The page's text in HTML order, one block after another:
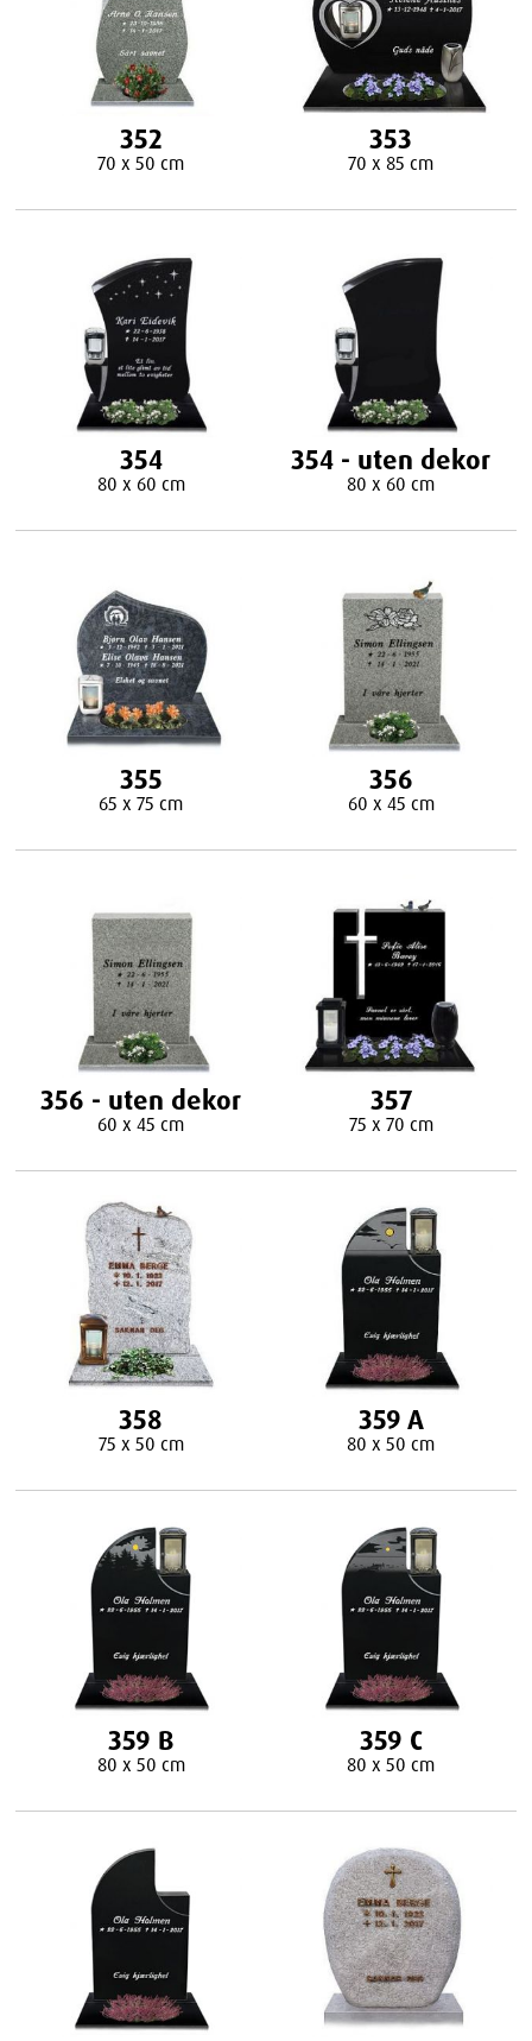
352
70 x 50 cm
353
70 x 85 cm
354
80 x 60 cm
354 - uten dekor
80 x 60 cm
355
65 x 75 cm
356
60 x 45 cm
356 - uten dekor
60 x 45 cm
357
75 x 70 cm
358
75 x 50 cm
359 A
80 x 50 cm
359 B
80 x 50 cm
359 C
80 x 50 cm